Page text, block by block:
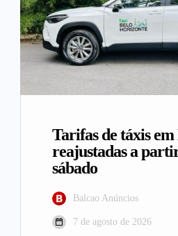
Tarifas de táxis
reajustadas a
sábado
Balcao Anúncios
7 de agosto de 2026